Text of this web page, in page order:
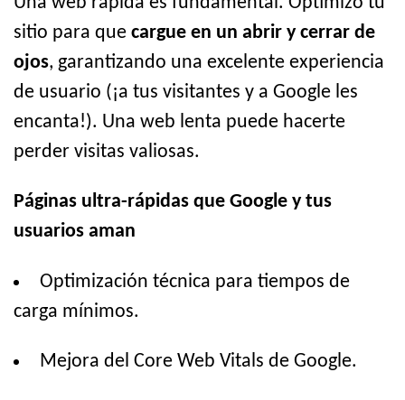
sitio para que cargue en un abrir y cerrar de
ojos, garantizando una excelente experiencia
de usuario (¡a tus visitantes y a Google les
encanta!). Una web lenta puede hacerte
perder visitas valiosas.
Páginas ultra-rápidas que Google y tus
usuarios aman
Optimización técnica para tiempos de
carga mínimos.
Mejora del Core Web Vitals de Google.